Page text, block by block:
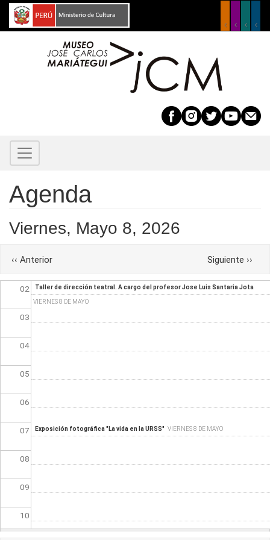
Pasar
Agenda
Viernes, Mayo 8, 2026
Paginación
‹‹ Anterior Siguiente ››
Before
01
02
03
04
05
06
07
08
09
10
Taller de dirección teatral. A cargo del profesor Jose Luis Santaria Jota
VIERNES 8 DE MAYO
Exposición fotográfica "La vida en la URSS" VIERNES 8 DE MAYO